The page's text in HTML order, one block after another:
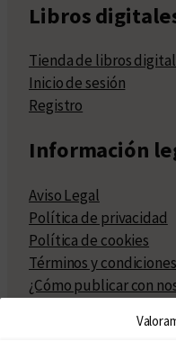
Libros
Tienda de libros
Inicio de sesión
Registro
Información
Aviso Legal
Política de privacidad
Política de cookies
Términos y
¿Cómo publicar con
Políticas de